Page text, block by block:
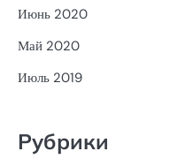
Июнь 2020
Май 2020
Июль 2019
Рубрики